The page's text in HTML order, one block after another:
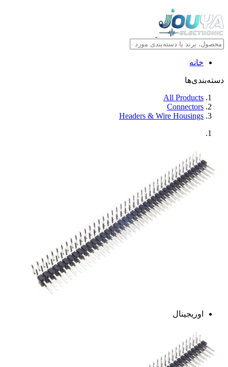
خانه
دسته‌بندی‌ها
All Products
Connectors
Headers & Wire Housings
اوریجینال